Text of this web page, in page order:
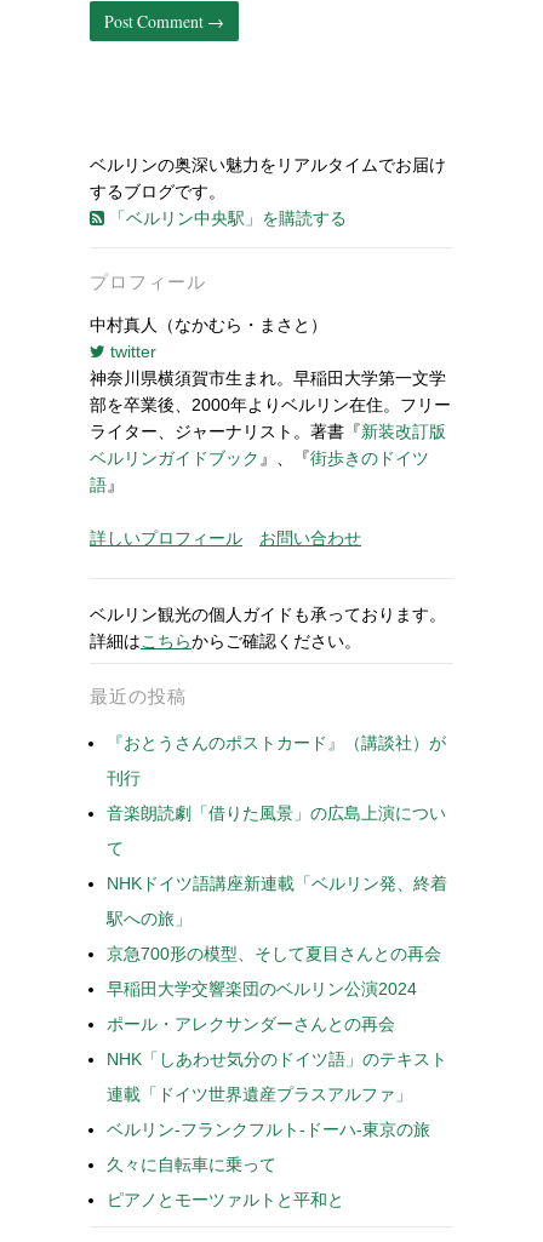
ベルリンの奥深い魅力をリアルタイムでお届け
するブログです。
「ベルリン中央駅」を購読する
プロフィール
中村真人（なかむら・まさと）
twitter
神奈川県横須賀市生まれ。早稲田大学第一文学
部を卒業後、2000年よりベルリン在住。フリー
ライター、ジャーナリスト。著書『新装改訂版
ベルリンガイドブック 』、『街歩きのドイツ
語』
詳しいプロフィール お問い合わせ
ベルリン観光の個人ガイドも承っております。
詳細はこちらからご確認ください。
最近の投稿
『おとうさんのポストカード』（講談社）が
刊行
音楽朗読劇「借りた風景」の広島上演につい
て
NHKドイツ語講座新連載「ベルリン発、終着
駅への旅」
京急700形の模型、そして夏目さんとの再会
早稲田大学交響楽団のベルリン公演2024
ポール・アレクサンダーさんとの再会
NHK「しあわせ気分のドイツ語」のテキスト
連載「ドイツ世界遺産プラスアルファ」
ベルリン-フランクフルト-ドーハ-東京の旅
久々に自転車に乗って
ピアノとモーツァルトと平和と